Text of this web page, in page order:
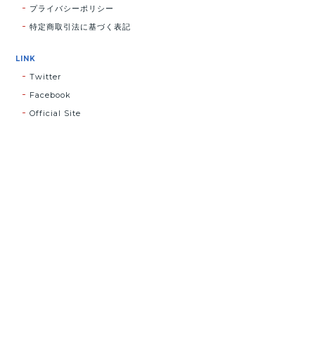
プライバシーポリシー
特定商取引法に基づく表記
LINK
Twitter
Facebook
Official Site